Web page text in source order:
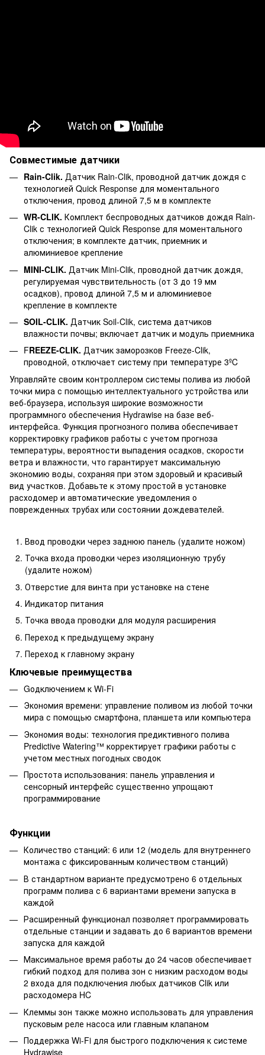
Совместимые датчики
Rain-Clik. Датчик Rain-Clik, проводной датчик дождя с
технологией Quick Response для моментального
отключения, провод длиной 7,5 м в комплекте
WR-CLIK. Комплект беспроводных датчиков дождя Rain-
Clik с технологией Quick Response для моментального
отключения; в комплекте датчик, приемник и
алюминиевое крепление
MINI-CLIK. Датчик Mini-Clik, проводной датчик дождя,
регулируемая чувствительность (от 3 до 19 мм
осадков), провод длиной 7,5 м и алюминиевое
крепление в комплекте
SOIL-CLIK. Датчик Soil-Clik, система датчиков
влажности почвы; включает датчик и модуль приемника
FREEZE-CLIK. Датчик заморозков Freeze-Clik,
проводной, отключает систему при температуре 3ºC
Управляйте своим контроллером системы полива из любой
точки мира с помощью интеллектуального устройства или
веб-браузера, используя широкие возможности
программного обеспечения Hydrawise на базе веб-
интерфейса. Функция прогнозного полива обеспечивает
корректировку графиков работы с учетом прогноза
температуры, вероятности выпадения осадков, скорости
ветра и влажности, что гарантирует максимальную
экономию воды, сохраняя при этом здоровый и красивый
вид участков. Добавьте к этому простой в установке
расходомер и автоматические уведомления о
поврежденных трубах или состоянии дождевателей.
Ввод проводки через заднюю панель (удалите ножом)
Точка входа проводки через изоляционную трубу
(удалите ножом)
Отверстие для винта при установке на стене
Индикатор питания
Точка ввода проводки для модуля расширения
Переход к предыдущему экрану
Переход к главному экрану
Ключевые преимущества
Gодключением к Wi-Fi
Экономия времени: управление поливом из любой точки
мира с помощью смартфона, планшета или компьютера
Экономия воды: технология предиктивного полива
Predictive Watering™ корректирует графики работы с
учетом местных погодных сводок
Простота использования: панель управления и
сенсорный интерфейс существенно упрощают
программирование
Функции
Количество станций: 6 или 12 (модель для внутреннего
монтажа с фиксированным количеством станций)
В стандартном варианте предусмотрено 6 отдельных
программ полива с 6 вариантами времени запуска в
каждой
Расширенный функционал позволяет программировать
отдельные станции и задавать до 6 вариантов времени
запуска для каждой
Максимальное время работы до 24 часов обеспечивает
гибкий подход для полива зон с низким расходом воды
2 входа для подключения любых датчиков Clik или
расходомера HC
Клеммы зон также можно использовать для управления
пусковым реле насоса или главным клапаном
Поддержка Wi-Fi для быстрого подключения к системе
Hydrawise